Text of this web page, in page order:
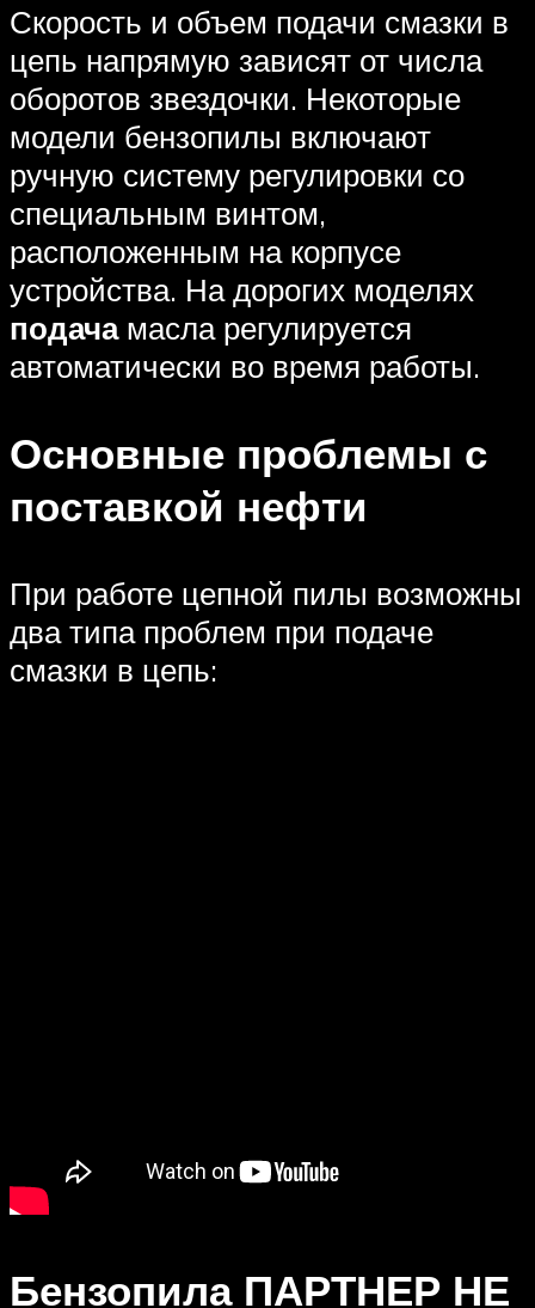
Скорость и объем подачи смазки в
цепь напрямую зависят от числа
оборотов звездочки. Некоторые
модели бензопилы включают
ручную систему регулировки со
специальным винтом,
расположенным на корпусе
устройства. На дорогих моделях
подачамасла регулируется
автоматически во время работы.
Основные проблемы с
поставкой нефти
При работе цепной пилы возможны
два типа проблем при подаче
смазки в цепь:
Бензопила ПАРТНЕР НЕ